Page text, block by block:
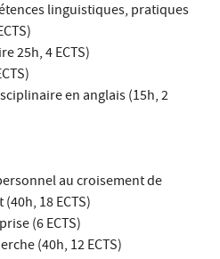
linguistiques, pratiques
25h, 4 ECTS)
en anglais (15h, 2
au croisement de
18 ECTS)
(6 ECTS)
(40h, 12 ECTS)